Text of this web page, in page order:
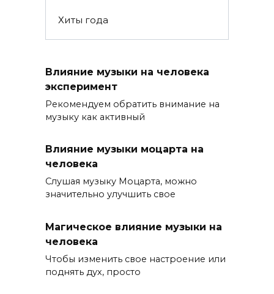
Хиты года
Влияние музыки на человека
эксперимент
Рекомендуем обратить внимание на
музыку как активный
Влияние музыки моцарта на
человека
Слушая музыку Моцарта, можно
значительно улучшить свое
Магическое влияние музыки на
человека
Чтобы изменить свое настроение или
поднять дух, просто